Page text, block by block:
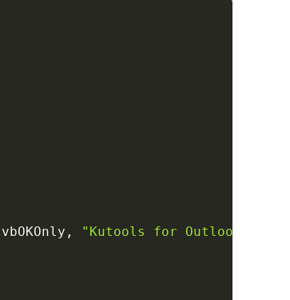
vbOKOnly ,
"Kutools for Outlook"